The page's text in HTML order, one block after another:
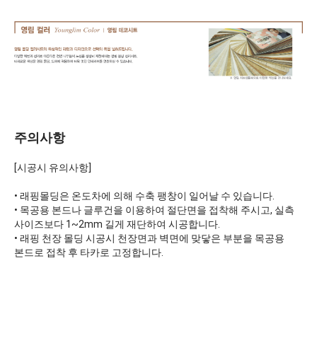
주의사항
[시공시 유의사항]
• 래핑몰딩은 온도차에 의해 수축 팽창이 일어날 수 있습니다.
• 목공용 본드나 글루건을 이용하여 절단면을 접착해 주시고, 실측
사이즈보다 1~2mm 길게 재단하여 시공합니다.
• 래핑 천장 몰딩 시공시 천장면과 벽면에 맞닿은 부분을 목공용
본드로 접착 후 타카로 고정합니다.